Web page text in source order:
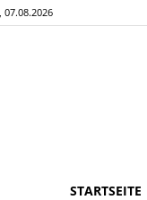
07.08.2026
STARTSEITE